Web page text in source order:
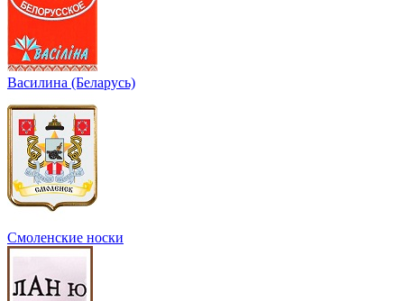
Василина (Беларусь)
Смоленские носки